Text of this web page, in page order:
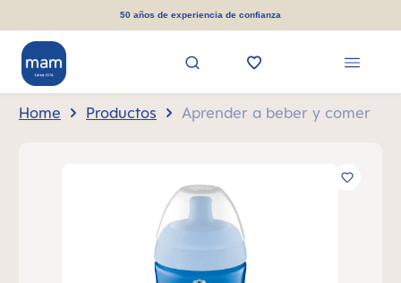
50 años de experiencia de confianza
Home Productos Aprender a beber y comer